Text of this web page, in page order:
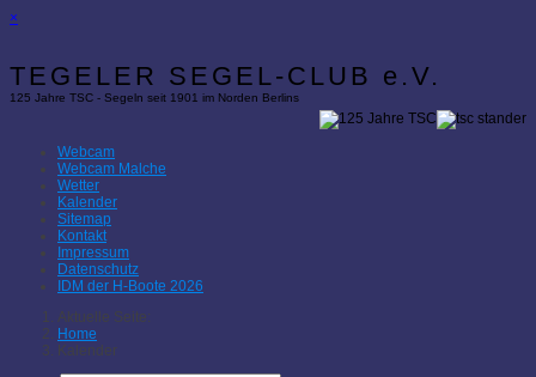
×
TEGELER SEGEL-CLUB e.V.
125 Jahre TSC - Segeln seit 1901 im Norden Berlins
Webcam
Webcam Malche
Wetter
Kalender
Sitemap
Kontakt
Impressum
Datenschutz
IDM der H-Boote 2026
Aktuelle Seite:
Home
Kalender